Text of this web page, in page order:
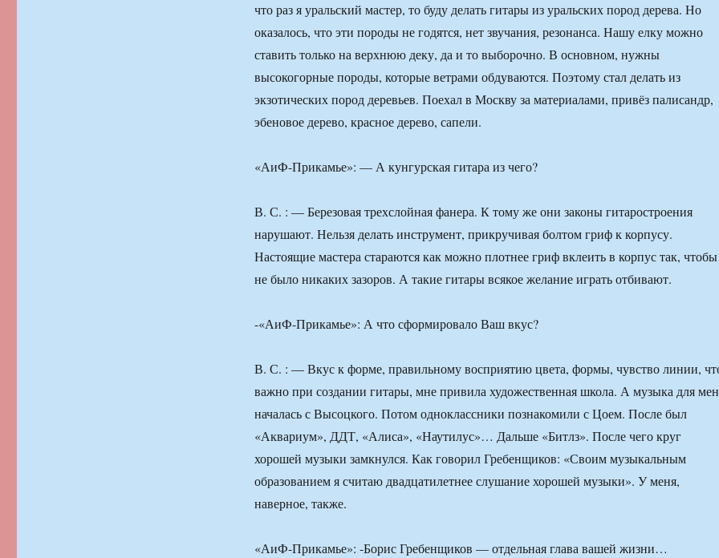
что раз я уральский мастер, то буду делать гитары из уральских пород дерева. Но
оказалось, что эти породы не годятся, нет звучания, резонанса. Нашу елку можно
ставить только на верхнюю деку, да и то выборочно. В основном, нужны
высокогорные породы, которые ветрами обдуваются. Поэтому стал делать из
экзотических пород деревьев. Поехал в Москву за материалами, привёз палисандр,
эбеновое дерево, красное дерево, сапели.
«АиФ-Прикамье»: — А кунгурская гитара из чего?
В. С. : — Березовая трехслойная фанера. К тому же они законы гитаростроения
нарушают. Нельзя делать инструмент, прикручивая болтом гриф к корпусу.
Настоящие мастера стараются как можно плотнее гриф вклеить в корпус так, чтобы
не было никаких зазоров. А такие гитары всякое желание играть отбивают.
-«АиФ-Прикамье»: А что сформировало Ваш вкус?
В. С. : — Вкус к форме, правильному восприятию цвета, формы, чувство линии,
важно при создании гитары, мне привила художественная школа. А музыка для
началась с Высоцкого. Потом одноклассники познакомили с Цоем. После был
«Аквариум», ДДТ, «Алиса», «Наутилус»… Дальше «Битлз». После чего круг
хорошей музыки замкнулся. Как говорил Гребенщиков: «Своим музыкальным
образованием я считаю двадцатилетнее слушание хорошей музыки». У меня,
наверное, также.
«АиФ-Прикамье»: -Борис Гребенщиков — отдельная глава вашей жизни…